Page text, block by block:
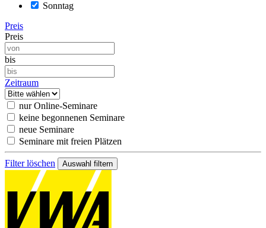
Sonntag
Preis
Preis
bis
Zeitraum
nur Online-Seminare
keine begonnenen Seminare
neue Seminare
Seminare mit freien Plätzen
Filter löschen